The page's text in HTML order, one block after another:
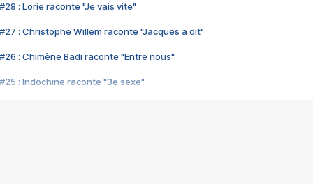
#28 : Lorie raconte "Je vais vite"
#27 : Christophe Willem raconte "Jacques a dit"
#26 : Chimène Badi raconte "Entre nous"
#25 : Indochine raconte "3e sexe"